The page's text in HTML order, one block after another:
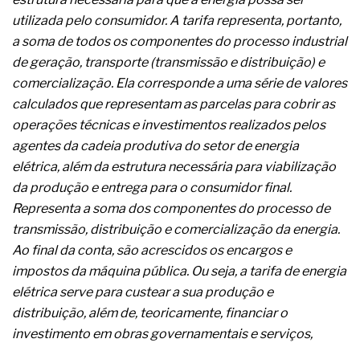
A prevenção clínica da coceira no ânus
Os sintomas clínicos do teratoma de ovário
O tratamento médico da síndrome da fadiga
crônica
As causas médicas da queda dos cabelos ou
calvície
Quando a gestão é o obstáculo para o resultado
positivo
Os procedimentos para a inspeção em estruturas
hidráulicas de concreto de obras
O movimento regular reduz em 19% o risco de
morte precoce e melhora o metabolismo
O desenvolvimento de indicadores nas atividades
de governança das organizações
O desenho industrial ganha espaço como
estratégia competitiva nas empresas
As variações dimensionais dos produtos de
materiais cimentícios com fibra de vidro
A próxima vantagem competitiva não está no
modelo de IA
utilizada pelo consumidor. A tarifa representa, portanto,
a soma de todos os componentes do processo industrial
de geração, transporte (transmissão e distribuição) e
comercialização. Ela corresponde a uma série de valores
calculados que representam as parcelas para cobrir as
operações técnicas e investimentos realizados pelos
agentes da cadeia produtiva do setor de energia
elétrica, além da estrutura necessária para viabilização
da produção e entrega para o consumidor final.
Representa a soma dos componentes do processo de
transmissão, distribuição e comercialização da energia.
Ao final da conta, são acrescidos os encargos e
impostos da máquina pública. Ou seja, a tarifa de energia
elétrica serve para custear a sua produção e
distribuição, além de, teoricamente, financiar o
investimento em obras governamentais e serviços,